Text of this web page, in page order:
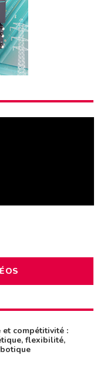
et compétitivité :
flexibilité,